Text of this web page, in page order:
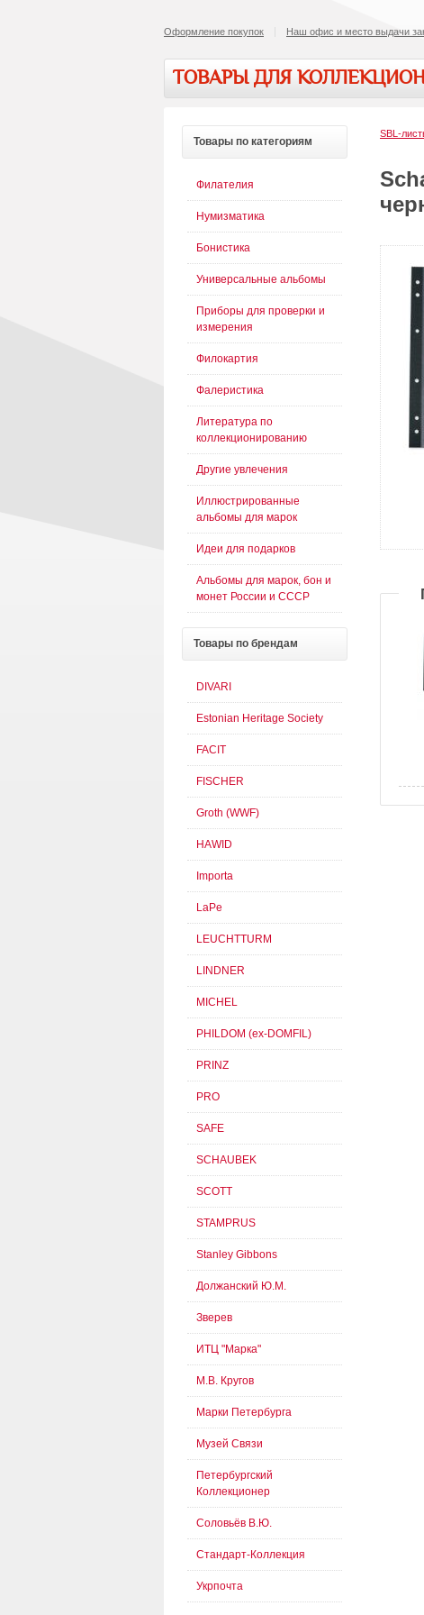
Оформление покупок Наш офис и место выдачи
ТОВАРЫ ДЛЯ
SBL-
Товары по категориям
Филателия
Нумизматика
Бонистика
Универсальные альбомы
Приборы для проверки и
измерения
Филокартия
Фалеристика
Литература по
коллекционированию
Другие увлечения
Иллюстрированные
альбомы для марок
Идеи для подарков
Альбомы для марок, бон и
монет России и СССР
Товары по брендам
DIVARI
Estonian Heritage Society
FACIT
FISCHER
Groth (WWF)
HAWID
Importa
LaPe
LEUCHTTURM
LINDNER
MICHEL
PHILDOM (ex-DOMFIL)
PRINZ
PRO
SAFE
SCHAUBEK
SCOTT
STAMPRUS
Stanley Gibbons
Должанский Ю.М.
Зверев
ИТЦ "Марка"
М.В. Кругов
Марки Петербурга
Музей Связи
Петербургский
Коллекционер
Соловьёв В.Ю.
Стандарт-Коллекция
Укрпочта